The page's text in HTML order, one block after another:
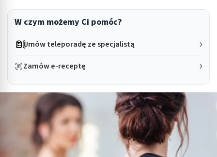
W czym możemy Ci pomóc?
Umów teleporadę ze specjalistą
Zamów e-receptę